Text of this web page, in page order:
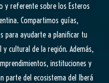
y referente sobre los Esteros
Compartimos guías,
para ayudarte a planificar tu
cultural de la región. Además,
instituciones y
parte del ecosistema del Iberá